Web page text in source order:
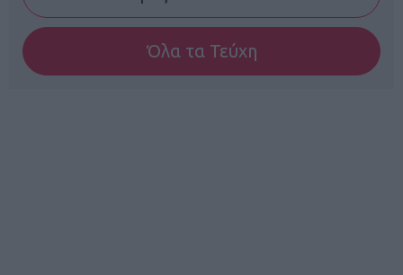
Όλα τα Τεύχη